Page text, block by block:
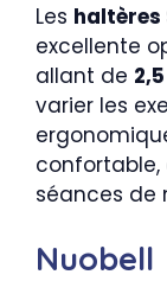
Les haltères
excellente
allant de
varier les
confortable,
séances de
Nuobell